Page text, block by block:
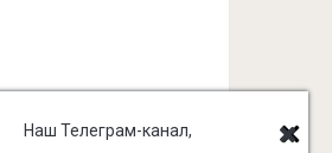
Наш Телеграм-канал,